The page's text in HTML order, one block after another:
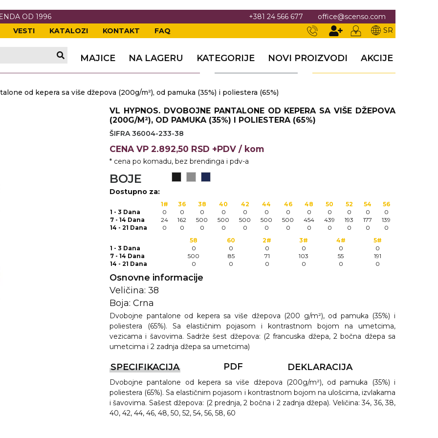
OD 1996 +381 24 566 677
office@scenso.com
VESTI KATALOZI KONTAKT FAQ SR
MAJICE NA LAGERU KATEGORIJE NOVI PROIZVODI AKCIJE
OPREMA
I PANOI
od kepera sa više džepova (200g/m²), od pamuka (35%) i poliestera (65%)
VL HYPNOS. DVOBOJNE PANTALONE OD KEPERA SA VIŠE DŽEPOVA
(200G/M²), OD PAMUKA (35%) I POLIESTERA (65%)
ŠIFRA 36004-233-38
CENA VP 2.892,50 RSD +PDV / kom
* cena po komadu, bez brendinga i pdv-a
BOJE
Dostupno za:
1# 36 38 40 42 44 46 48 50 52 54
56
1 - 3 Dana
0 0 0 0 0 0 0 0 0 0 0
0
7 - 14 Dana
24 162 500 500 500 500 500 454 439 193 177
139
14 - 21 Dana
0 0 0 0 0 0 0 0 0 0 0
0
58
60 2# 3# 4#
5#
1 - 3 Dana
0 0 0 0 0
0
7 - 14 Dana
500 85 71 103 55
191
14 - 21 Dana
0 0 0 0 0 0
Osnovne informacije
Veličina: 38
Boja: Crna
Dvobojne pantalone od kepera sa više džepova (200 g/m²), od pamuka (35%) i
poliestera (65%). Sa elastičnim pojasom i kontrastnom bojom na umetcima,
vezicama i šavovima. Sadrže šest džepova: (2 francuska džepa, 2 bočna džepa sa
umetcima i 2 zadnja džepa sa umetcima)
SPECIFIKACIJA PDF DEKLARACIJA
Dvobojne pantalone od kepera sa više džepova (200g/m²), od pamuka (35%) i
poliestera (65%). Sa elastičnim pojasom i kontrastnom bojom na ulošcima, izvlakama
i šavovima. Sašest džepova: (2 prednja, 2 bočna i 2 zadnja džepa). Veličina: 34, 36, 38,
40, 42, 44, 46, 48, 50, 52, 54, 56, 58, 60